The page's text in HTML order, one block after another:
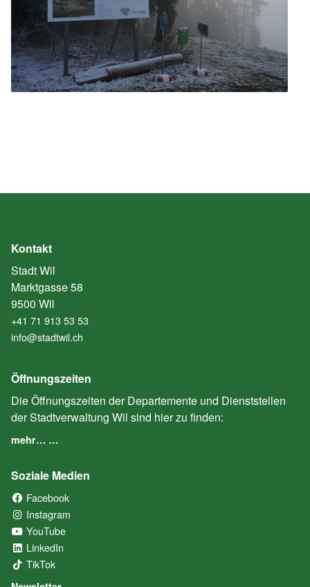
Kontakt
Stadt Wil
Marktgasse 58
9500 Wil
+41 71 913 53 53
info@stadtwil.ch
Öffnungszeiten
Die Öffnungszeiten der Departemente und Dienststellen
der Stadtverwaltung Wil sind hier zu finden:
mehr… …
Soziale Medien
Facebook
Instagram
YouTube
LinkedIn
TikTok